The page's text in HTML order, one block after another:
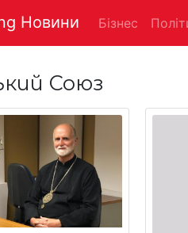
Новини Бізнес
Союз